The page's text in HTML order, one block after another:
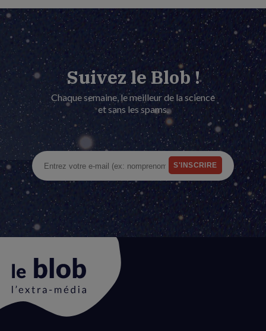
Suivez le Blob !
Chaque semaine, le meilleur de la science
et sans les spams.